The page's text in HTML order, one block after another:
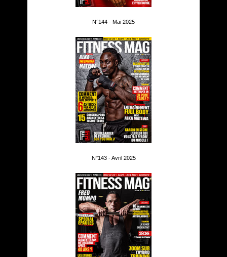
N°144 - Mai 2025
N°143 - Avril 2025